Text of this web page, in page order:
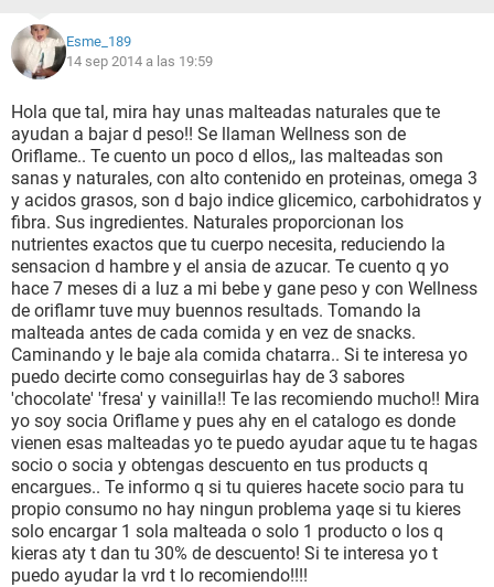
Esme_189
14 sep 2014 a las 19:59
Hola que tal, mira hay unas malteadas naturales que te
ayudan a bajar d peso!! Se llaman Wellness son de
Oriflame.. Te cuento un poco d ellos,, las malteadas son
sanas y naturales, con alto contenido en proteinas, omega 3
y acidos grasos, son d bajo indice glicemico, carbohidratos y
fibra. Sus ingredientes. Naturales proporcionan los
nutrientes exactos que tu cuerpo necesita, reduciendo la
sensacion d hambre y el ansia de azucar. Te cuento q yo
hace 7 meses di a luz a mi bebe y gane peso y con Wellness
de oriflamr tuve muy buennos resultads. Tomando la
malteada antes de cada comida y en vez de snacks.
Caminando y le baje ala comida chatarra.. Si te interesa yo
puedo decirte como conseguirlas hay de 3 sabores
'chocolate' 'fresa' y vainilla!! Te las recomiendo mucho!! Mira
yo soy socia Oriflame y pues ahy en el catalogo es donde
vienen esas malteadas yo te puedo ayudar aque tu te hagas
socio o socia y obtengas descuento en tus products q
encargues.. Te informo q si tu quieres hacete socio para tu
propio consumo no hay ningun problema yaqe si tu kieres
solo encargar 1 sola malteada o solo 1 producto o los q
kieras aty t dan tu 30% de descuento! Si te interesa yo t
puedo ayudar la vrd t lo recomiendo!!!!